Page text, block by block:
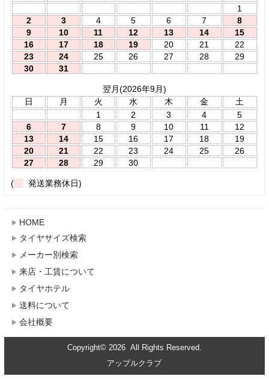
1
2
3 4 5 6 7
8
9
10 11 12 13 14
15
16
17 18 19 20 21
22
23
24 25 26 27 28
29
30
31
翌月(2026年9月)
日
月 火 水 木 金
土
1
2 3 4
5
6
7 8 9 10 11
12
13
14 15 16 17 18
19
20
21 22 23 24 25
26
27
28 29 30
( 発送業務休日)
HOME
タイヤサイズ検索
メーカー別検索
来店・工賃について
タイヤホテル
送料について
会社概要
Copyright© 2026 All Rights Reserved.
アップルクラブ